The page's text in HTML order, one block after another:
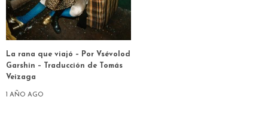
La rana que viajó – Por Vsévolod
Garshin – Traducción de Tomás
Veizaga
1 AÑO AGO